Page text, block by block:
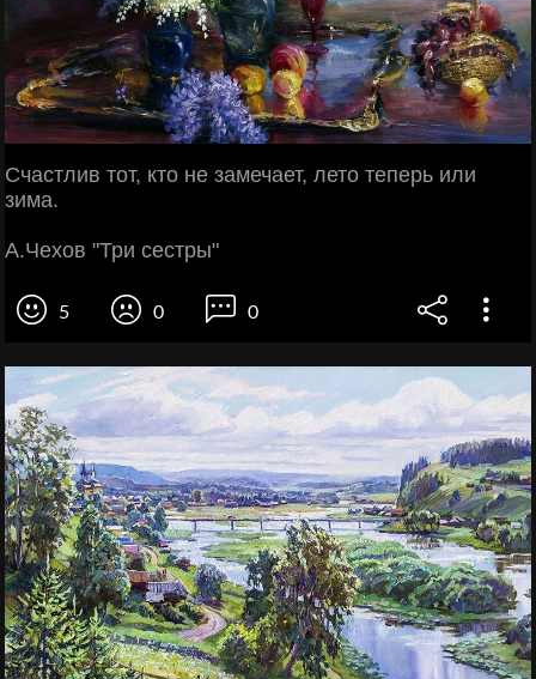
Счастлив тот, кто не замечает, лето теперь или
зима.
А.Чехов "Три сестры"
5 0 0